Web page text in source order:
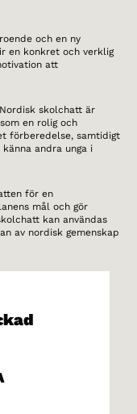
och en ny
en konkret och verklig
att
skolchatt är
en rolig och
förberedelse, samtidigt
andra unga i
för en
mål och gör
kan användas
av nordisk gemenskap